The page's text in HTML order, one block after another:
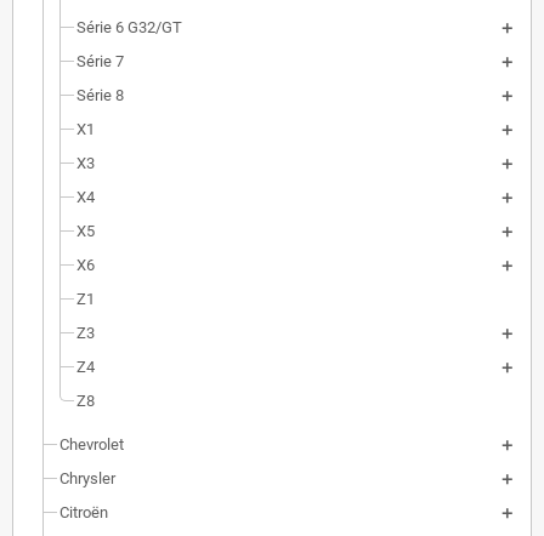
Série 6 G32/GT
Série 7
Série 8
X1
X3
X4
X5
X6
Z1
Z3
Z4
Z8
Chevrolet
Chrysler
Citroën